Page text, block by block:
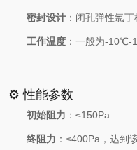
密封设计 ：闭孔弹性氯
工作温度 ：一般为-10℃-
⚙️ 性能参数
初始阻力 ：≤150Pa
终阻力 ：≤400Pa，达到